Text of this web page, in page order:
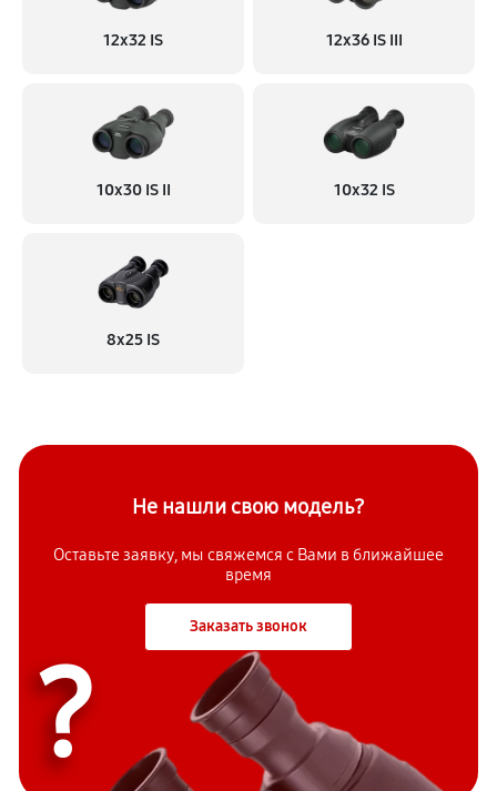
Замена микросхемы логики
850 руб
1300 руб 60 минут
12x32 IS 12x36 IS III
10x30 IS II 10x32 IS
8x25 IS
Не нашли свою модель?
Оставьте заявку, мы свяжемся с Вами в ближайшее
время
Заказать звонок
?